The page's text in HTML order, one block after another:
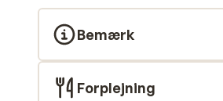
Bemærk
Forplejning